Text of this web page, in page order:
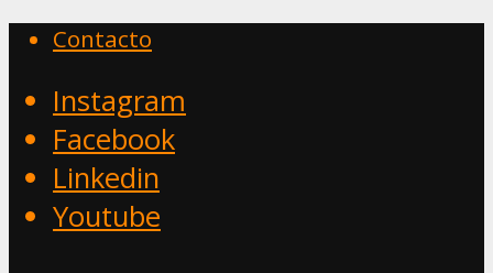
Contacto
Instagram
Facebook
Linkedin
Youtube